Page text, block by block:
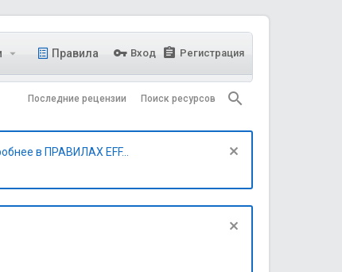
Правила Вход Регистрация
Последние рецензии Поиск ресурсов
в ПРАВИЛАХ EFF...